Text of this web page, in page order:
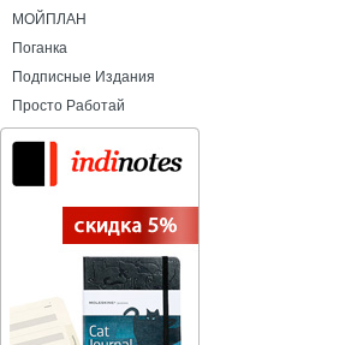
МОЙПЛАН
Поганка
Подписные Издания
Просто Работай